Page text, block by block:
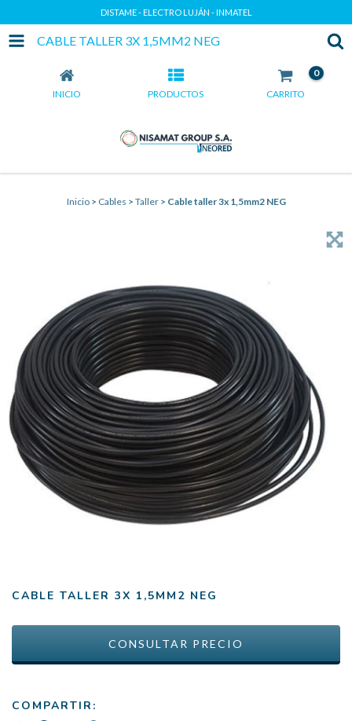
DISTAME - ELECTRO LUJÁN - INMATEL
CABLE TALLER 3X 1,5MM2 NEG
INICIO PRODUCTOS CARRITO
0
Inicio > Cables > Taller > Cable taller 3x 1,5mm2 NEG
CABLE TALLER 3X 1,5MM2 NEG
COMPARTIR: